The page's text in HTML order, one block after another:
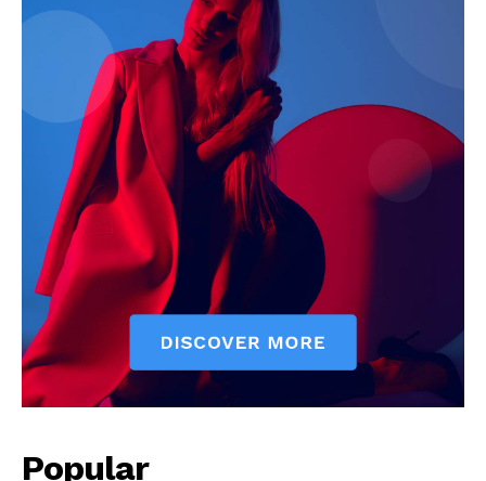
Jagruk Janta
Vishwasniya Hindi Akhbaar
Popular